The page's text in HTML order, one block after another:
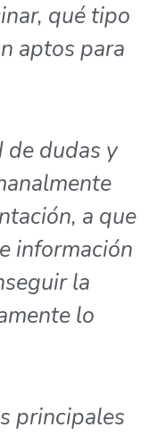
qué tipo
aptos para
de dudas y
a que
información
la
lo
principales